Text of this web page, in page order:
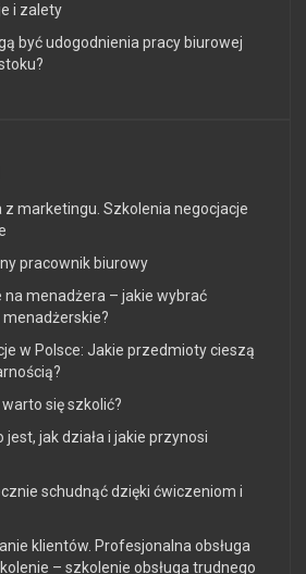
i zalety
być udogodnienia pracy biurowej
z marketingu. Szkolenia negocjacje
pracownik biurowy
na menadżera – jakie wybrać
w Polsce: Jakie przedmioty cieszą
się szkolić?
jest, jak działa i jakie przynosi
schudnąć dzięki ćwiczeniom i
klientów. Profesjonalna obsługa
– szkolenie obsługa trudnego